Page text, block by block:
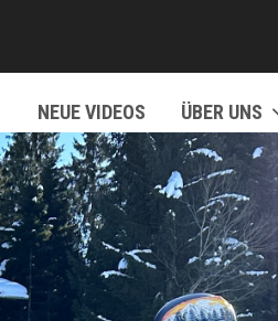
NEUE VIDEOS ÜBER UNS